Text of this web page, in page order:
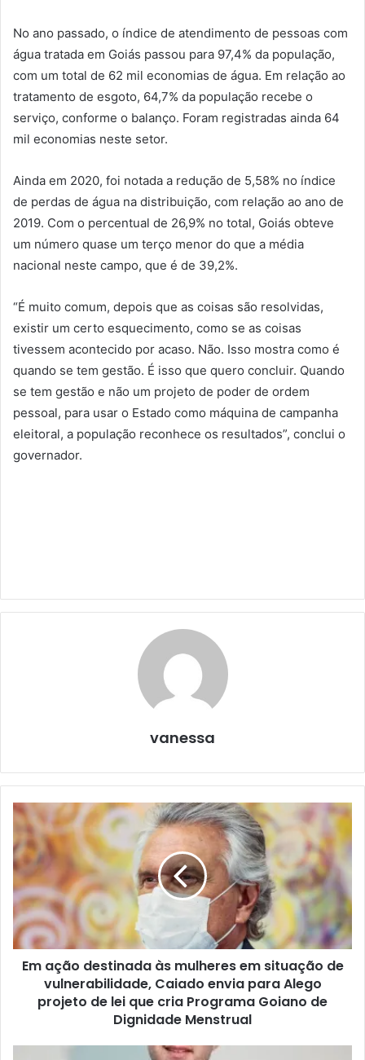
No ano passado, o índice de atendimento de pessoas com
água tratada em Goiás passou para 97,4% da população,
com um total de 62 mil economias de água. Em relação ao
tratamento de esgoto, 64,7% da população recebe o
serviço, conforme o balanço. Foram registradas ainda 64
mil economias neste setor.
Ainda em 2020, foi notada a redução de 5,58% no índice
de perdas de água na distribuição, com relação ao ano de
2019. Com o percentual de 26,9% no total, Goiás obteve
um número quase um terço menor do que a média
nacional neste campo, que é de 39,2%.
“É muito comum, depois que as coisas são resolvidas,
existir um certo esquecimento, como se as coisas
tivessem acontecido por acaso. Não. Isso mostra como é
quando se tem gestão. É isso que quero concluir. Quando
se tem gestão e não um projeto de poder de ordem
pessoal, para usar o Estado como máquina de campanha
eleitoral, a população reconhece os resultados”, conclui o
governador.
vanessa
Em ação destinada às mulheres em situação de
vulnerabilidade, Caiado envia para Alego
projeto de lei que cria Programa Goiano de
Dignidade Menstrual